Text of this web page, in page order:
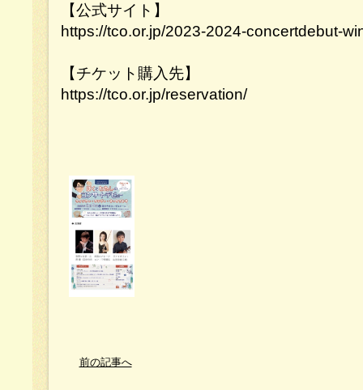
【公式サイト】
https://tco.or.jp/2023-2024-concertdebut-
【チケット購入先】
https://tco.or.jp/reservation/
前の記事へ